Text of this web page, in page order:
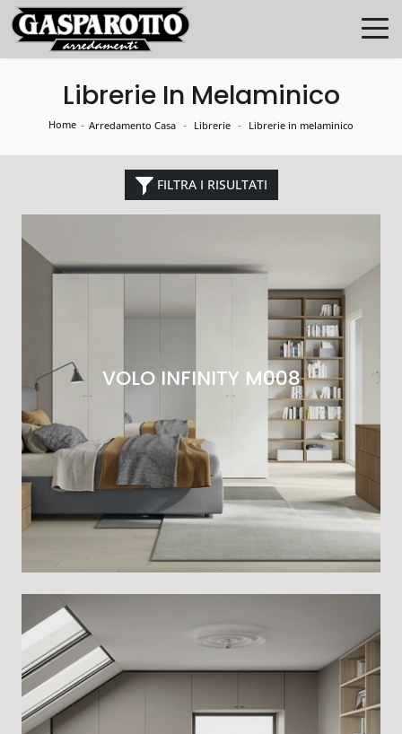
Librerie In Melaminico
Home - Arredamento Casa - Librerie - Librerie in melaminico
FILTRA I RISULTATI
VOLO INFINITY M008